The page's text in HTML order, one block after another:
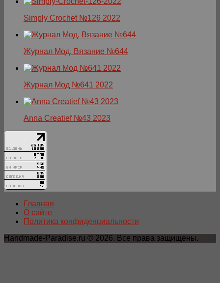
Simply Crochet №126 2022
Журнал Мод. Вязание №644
Журнал Мод №641 2022
Anna Creatief №43 2023
Главная
О сайте
Политика конфиденциальности
Handmade-Paradise.ru © 2026. Все права защищены.